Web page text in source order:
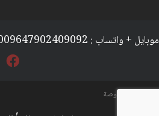
موبايل + واتساب : 009647902409092
السياسة والخصوصة